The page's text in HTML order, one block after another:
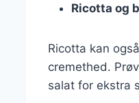
Ricotta og
Ricotta kan
cremethed.
salat for ekstra